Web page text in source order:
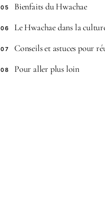
05 Bienfaits du Hwachae
06 Le Hwachae dans la
07 Conseils et astuces pour
08 Pour aller plus loin